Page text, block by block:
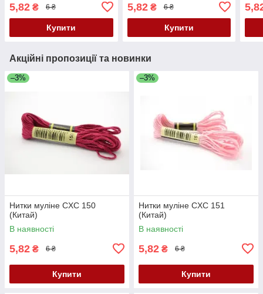
5,82 ₴ 6 ₴
Купити
5,82₴ 6 ₴
Купити
Акційні пропозиції та новинки
–3%
Нитки муліне CXC 150
(Китай)
В наявності
5,82 ₴ 6 ₴
Купити
–3%
Нитки муліне CXC 151
(Китай)
В наявності
5,82 ₴ 6 ₴
Купити